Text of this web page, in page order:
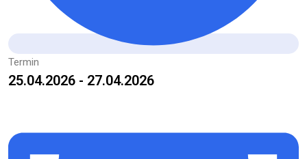
Termin
25.04.2026 - 27.04.2026